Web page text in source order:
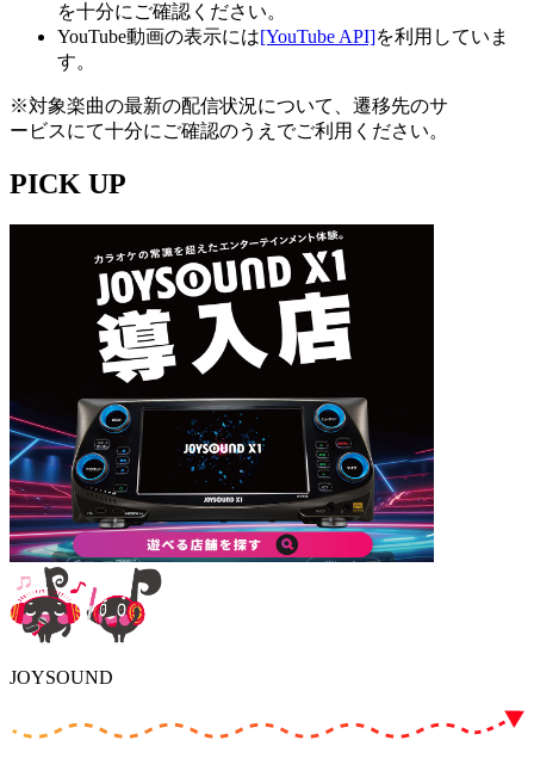
を十分にご確認ください。
YouTube動画の表示には[YouTube API]を利用していま
す。
※対象楽曲の最新の配信状況について、遷移先のサ
ービスにて十分にご確認のうえでご利用ください。
PICK UP
JOYSOUND